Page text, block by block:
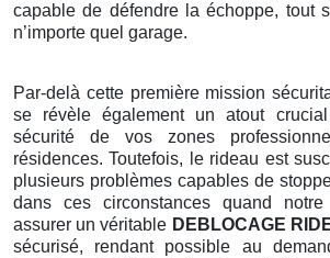
capable de défendre la échoppe, tout
n’importe quel garage.
Par-delà cette première mission
se révèle également un atout
sécurité de vos zones
résidences. Toutefois, le rideau est
plusieurs problèmes capables de
dans ces circonstances quand
assurer un véritable DEBLOCAGE
sécurisé, rendant possible au